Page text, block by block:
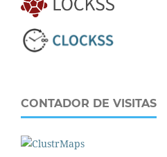
CONTADOR DE VISITAS